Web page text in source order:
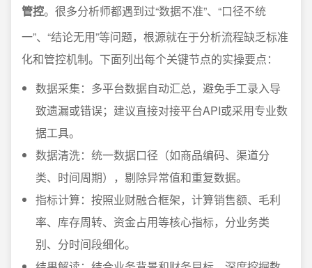
管控。很多分析师都遇到过“数据不准”、“口径不统
一”、“结论无用”等问题，根源就在于分析流程缺乏标准
化和管控机制。下面列出每个关键节点的实操要点：
数据采集：多平台数据自动汇总，避免手工录入导
致遗漏或错误；建议直接对接平台API或采用专业数
据工具。
数据清洗：统一数据口径（如商品编码、渠道分
类、时间周期），剔除异常值和重复数据。
指标计算：按照业财融合框架，计算销售额、毛利
率、库存周转、资金占用等核心指标，分业务类
别、分时间段细化。